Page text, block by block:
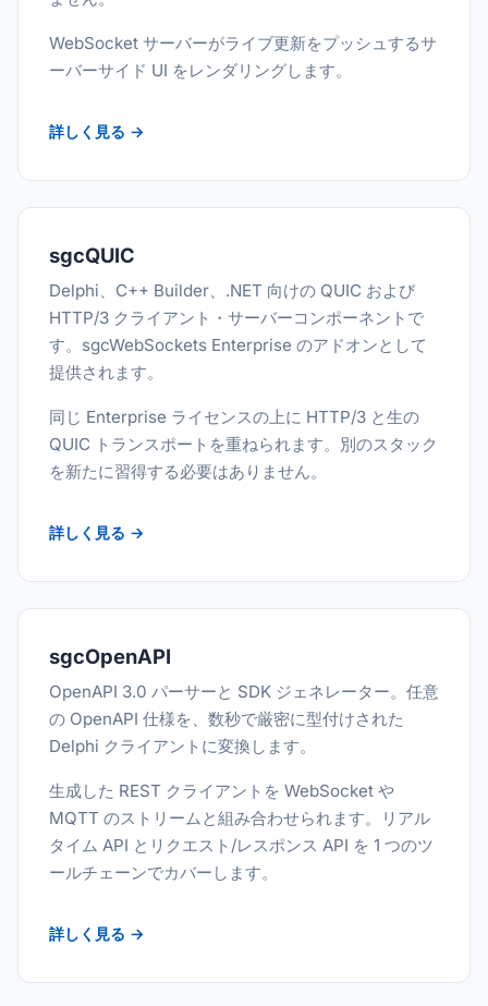
WebSocket サーバーがライブ更新をプッシュするサ
ーバーサイド UI をレンダリングします。
詳しく見る →
sgcQUIC
Delphi、C++ Builder、.NET 向けの QUIC および
HTTP/3 クライアント・サーバーコンポーネントで
す。sgcWebSockets Enterprise のアドオンとして
提供されます。
同じ Enterprise ライセンスの上に HTTP/3 と生の
QUIC トランスポートを重ねられます。別のスタック
を新たに習得する必要はありません。
詳しく見る →
sgcOpenAPI
OpenAPI 3.0 パーサーと SDK ジェネレーター。任意
の OpenAPI 仕様を、数秒で厳密に型付けされた
Delphi クライアントに変換します。
生成した REST クライアントを WebSocket や
MQTT のストリームと組み合わせられます。リアル
タイム API とリクエスト/レスポンス API を 1 つのツ
ールチェーンでカバーします。
詳しく見る →